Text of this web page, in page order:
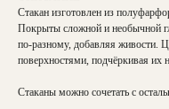
Стакан изготовлен из
Покрыты сложной и необычной
по-разному, добавляя живости.
поверхностями, подчёркивая их
Стаканы можно сочетать с